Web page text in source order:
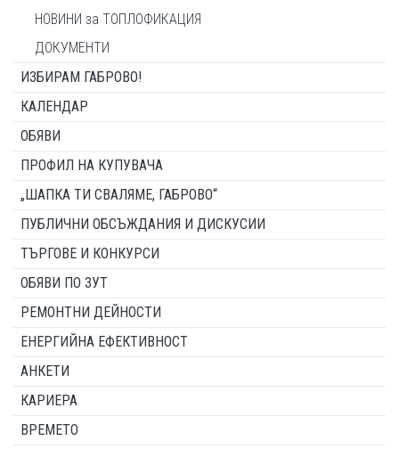
НОВИНИ за ТОПЛОФИКАЦИЯ
ДОКУМЕНТИ
ИЗБИРАМ ГАБРОВО!
КАЛЕНДАР
ОБЯВИ
ПРОФИЛ НА КУПУВАЧА
„ШАПКА ТИ СВАЛЯМЕ, ГАБРОВО“
ПУБЛИЧНИ ОБСЪЖДАНИЯ И ДИСКУСИИ
ТЪРГОВЕ И КОНКУРСИ
ОБЯВИ ПО ЗУТ
РЕМОНТНИ ДЕЙНОСТИ
ЕНЕРГИЙНА ЕФЕКТИВНОСТ
АНКЕТИ
КАРИЕРА
ВРЕМЕТО